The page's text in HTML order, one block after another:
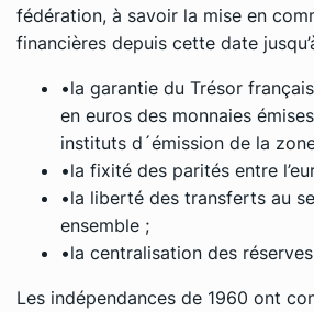
fédération, à savoir la mise en
financières depuis cette date
•la garantie du Trésor
en euros des monnaies
instituts d´émission de la
•la fixité des parités entre
•la liberté des transferts au
ensemble ;
•la centralisation des
Les indépendances de 1960 ont